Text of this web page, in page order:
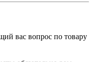
вас вопрос по товару